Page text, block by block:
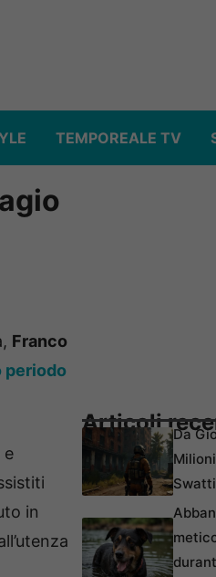
TEMPOREALE TV
Franco
periodo
e
in
Articoli
Da